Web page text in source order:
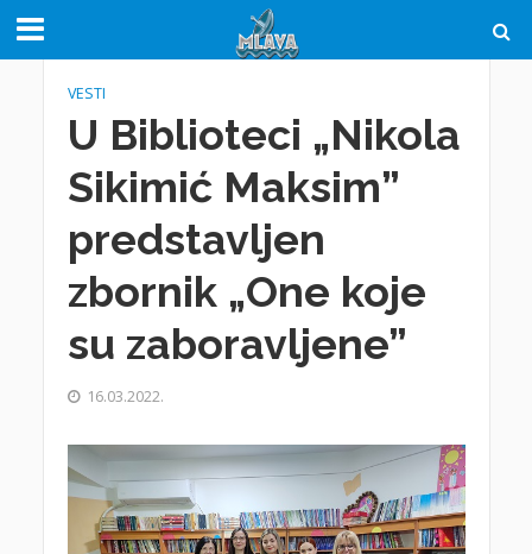
VESTI
U Biblioteci „Nikola
Sikimić Maksim”
predstavljen
zbornik „One koje
su zaboravljene”
16.03.2022.